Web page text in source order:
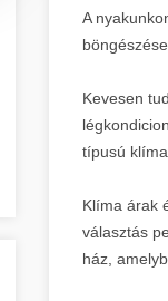
A
Kevesen
típusú
Klíma árak
választás
ház,